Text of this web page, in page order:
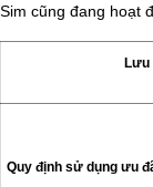
Sim cũng đang hoạt
Lưu
Quy định sử dụng ưu